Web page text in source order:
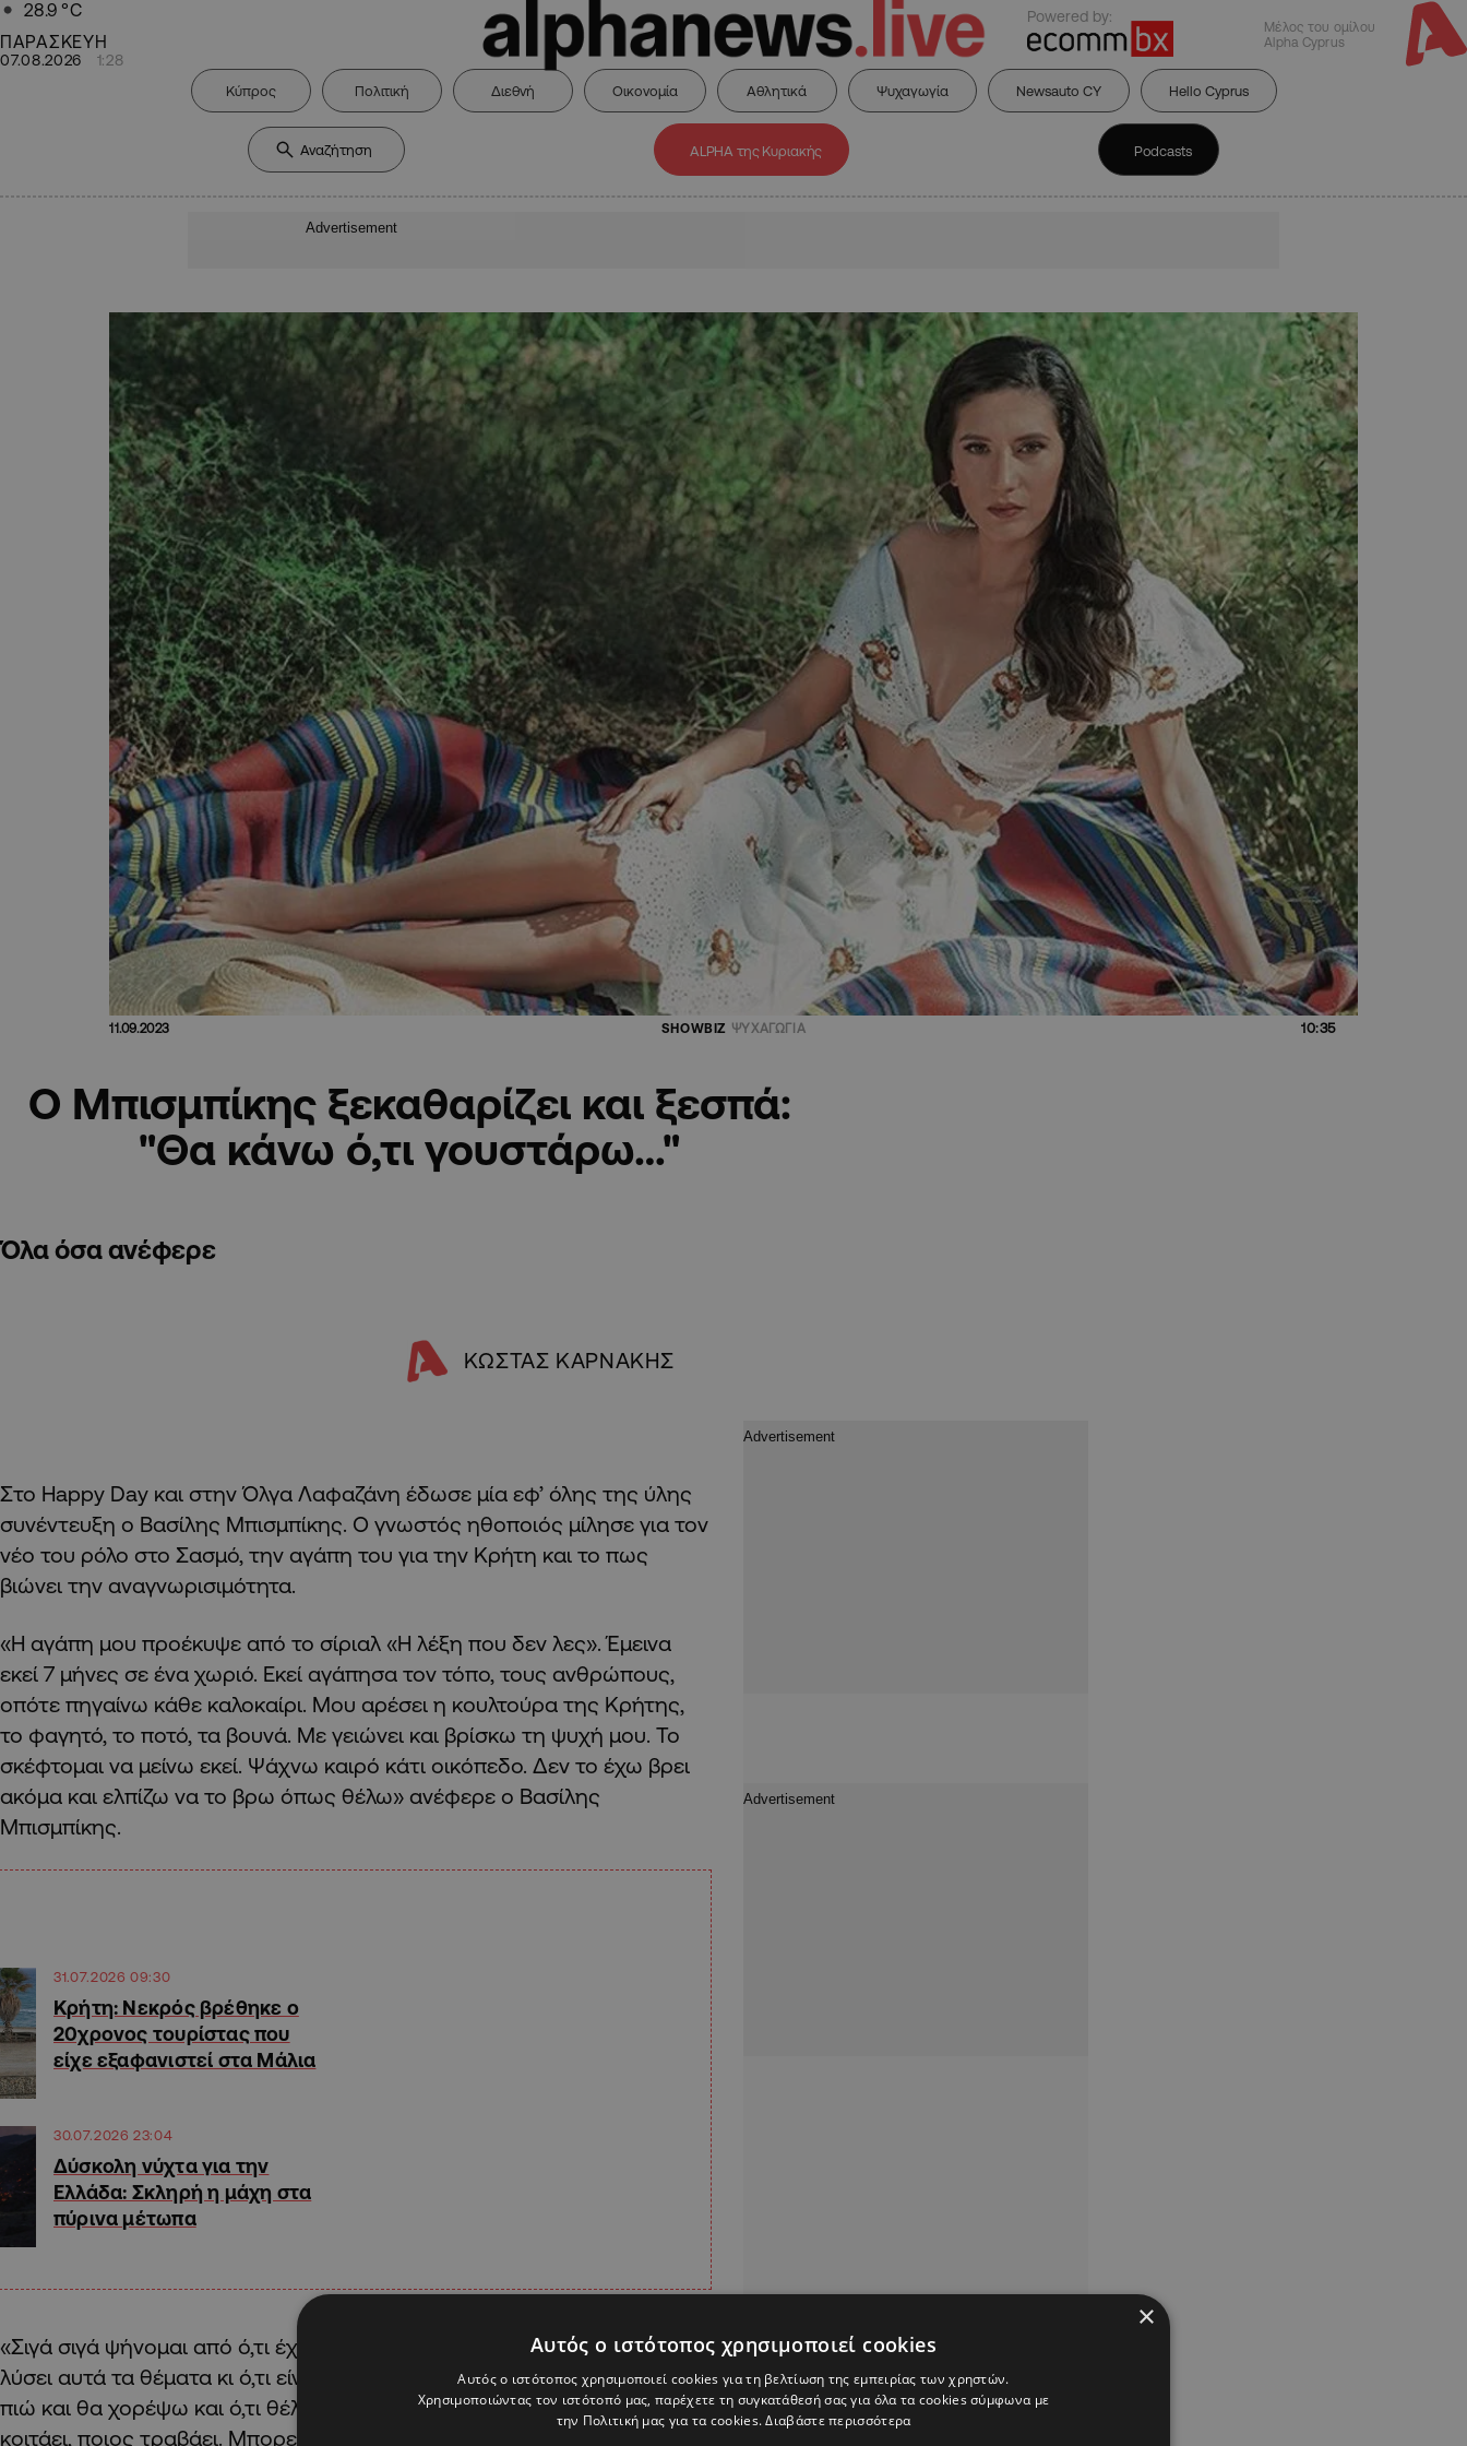
28.9 °C
ΠΑΡΑΣΚΕΥΗ
07.08.2026 1:28
Powered by:
Μέλος του ομίλου
Alpha Cyprus
Κύπρος Πολιτική Διεθνή Οικονομία Αθλητικά Ψυχαγωγία Newsauto CY Hello Cyprus
ALPHA της Κυριακής Podcasts
Advertisement
11.09.2023 SHOWBIZ ΨΥΧΑΓΩΓΙΑ 10:35
O Μπισμπίκης ξεκαθαρίζει και ξεσπά:
"Θα κάνω ό,τι γουστάρω…"
Όλα όσα ανέφερε
ΚΩΣΤΑΣ ΚΑΡΝΑΚΗΣ
Στο Happy Day και στην Όλγα Λαφαζάνη έδωσε μία εφ’ όλης της ύλης
συνέντευξη ο Βασίλης Μπισμπίκης. Ο γνωστός ηθοποιός μίλησε για τον
νέο του ρόλο στο Σασμό, την αγάπη του για την Κρήτη και το πως
βιώνει την αναγνωρισιμότητα.
«Η αγάπη μου προέκυψε από το σίριαλ «Η λέξη που δεν λες». Έμεινα
εκεί 7 μήνες σε ένα χωριό. Εκεί αγάπησα τον τόπο, τους ανθρώπους,
οπότε πηγαίνω κάθε καλοκαίρι. Μου αρέσει η κουλτούρα της Κρήτης,
το φαγητό, το ποτό, τα βουνά. Με γειώνει και βρίσκω τη ψυχή μου. Το
σκέφτομαι να μείνω εκεί. Ψάχνω καιρό κάτι οικόπεδο. Δεν το έχω βρει
ακόμα και ελπίζω να το βρω όπως θέλω» ανέφερε ο Βασίλης
Μπισμπίκης.
31.07.2026 09:30
Κρήτη: Νεκρός βρέθηκε ο
20χρονος τουρίστας που
είχε εξαφανιστεί στα Μάλια
30.07.2026 23:04
Δύσκολη νύχτα για την
Ελλάδα: Σκληρή η μάχη στα
πύρινα μέτωπα
«Σιγά σιγά ψήνομαι από ό,τι έχετε καταλάβει. Δεν με ενδιαφέρει έχω
λύσει αυτά τα θέματα κι ό,τι είναι να κάνω το κάνω. Και θα βγω και θα
πιώ και θα χορέψω και ό,τι θέλω θα κάνω. Δεν με ενδιαφέρει ποιος
κοιτάει, ποιος τραβάει. Μπορεί να τσαντιστώ αργότερα και να πω γιατί
×
Αυτός ο ιστότοπος χρησιμοποιεί cookies
Αυτός ο ιστότοπος χρησιμοποιεί cookies για τη βελτίωση της εμπειρίας των χρηστών.
Χρησιμοποιώντας τον ιστότοπό μας, παρέχετε τη συγκατάθεσή σας για όλα τα cookies σύμφωνα με
την Πολιτική μας για τα cookies.Διαβάστε περισσότερα